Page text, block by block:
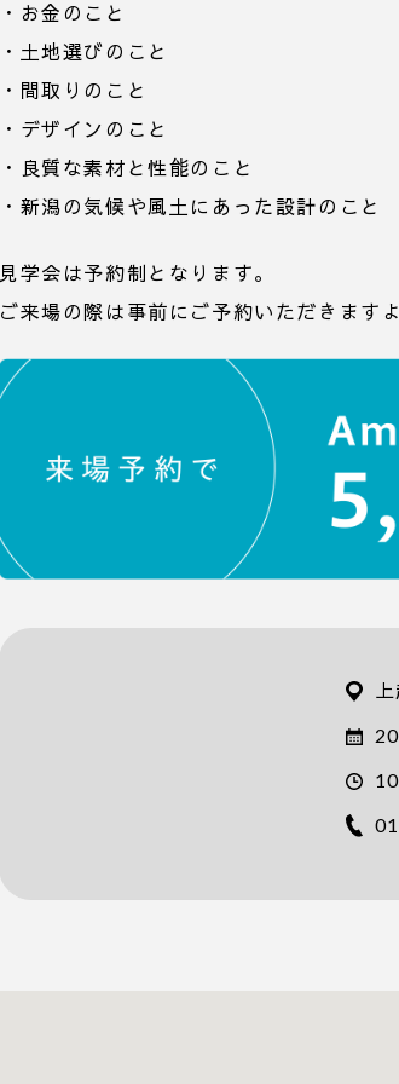
・お金のこと
・土地選びのこと
・間取りのこと
・デザインのこと
・良質な素材と性能のこと
・新潟の気候や風土にあった設計のこと
見学会は予約制となります。
ご来場の際は事前にご予約いただきます